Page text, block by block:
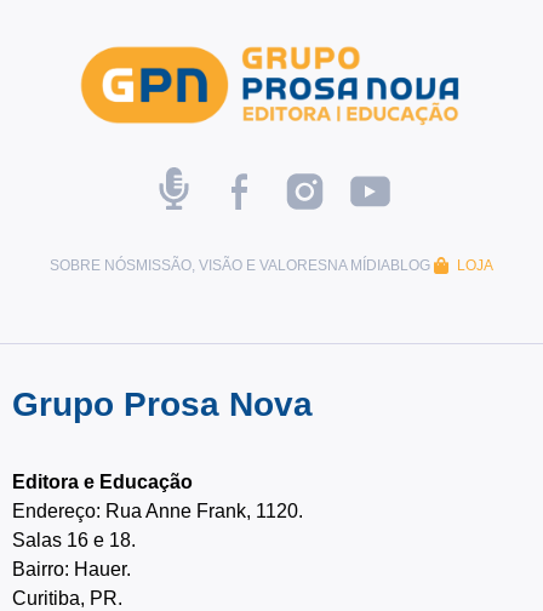
SOBRE NÓSMISSÃO, VISÃO E VALORESNA MÍDIABLOG LOJA
Grupo Prosa Nova
Editora e Educação
Endereço: Rua Anne Frank, 1120.
Salas 16 e 18.
Bairro: Hauer.
Curitiba, PR.